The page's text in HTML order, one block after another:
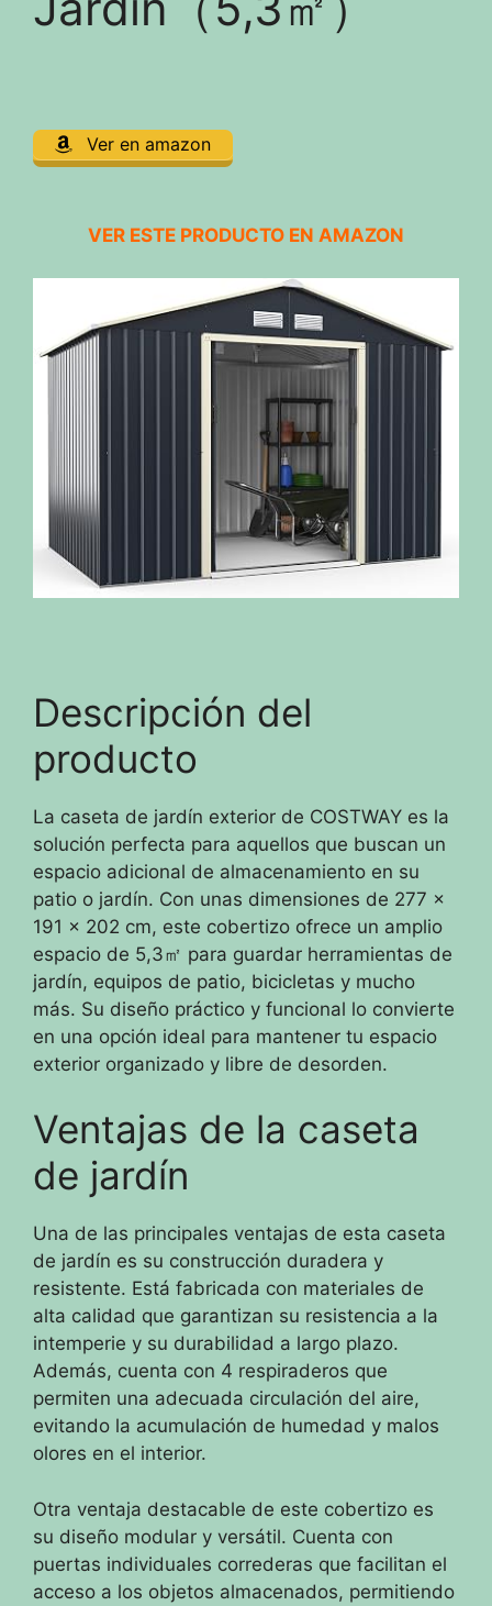
Ver en amazon
VER ESTE PRODUCTO EN AMAZON
Descripción del
producto
La caseta de jardín exterior de COSTWAY es la
solución perfecta para aquellos que buscan un
espacio adicional de almacenamiento en su
patio o jardín. Con unas dimensiones de 277 x
191 x 202 cm, este cobertizo ofrece un amplio
espacio de 5,3㎡ para guardar herramientas de
jardín, equipos de patio, bicicletas y mucho
más. Su diseño práctico y funcional lo convierte
en una opción ideal para mantener tu espacio
exterior organizado y libre de desorden.
Ventajas de la caseta
de jardín
Una de las principales ventajas de esta caseta
de jardín es su construcción duradera y
resistente. Está fabricada con materiales de
alta calidad que garantizan su resistencia a la
intemperie y su durabilidad a largo plazo.
Además, cuenta con 4 respiraderos que
permiten una adecuada circulación del aire,
evitando la acumulación de humedad y malos
olores en el interior.
Otra ventaja destacable de este cobertizo es
su diseño modular y versátil. Cuenta con
puertas individuales correderas que facilitan el
acceso a los objetos almacenados, permitiendo